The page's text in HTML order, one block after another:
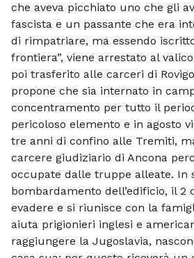
che aveva picchiato uno che gli
fascista e un passante che era
di rimpatriare, ma essendo
frontiera”, viene arrestato al
poi trasferito alle carceri di
propone che sia internato in
concentramento per tutto il
pericoloso elemento e in agosto
tre anni di confino alle Tremiti,
carcere giudiziario di Ancona
occupate dalle truppe alleate. In
bombardamento dell’edificio, il 2
evadere e si riunisce con la
aiuta prigionieri inglesi e
raggiungere la Jugoslavia,